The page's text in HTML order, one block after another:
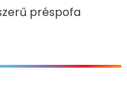
préspofa